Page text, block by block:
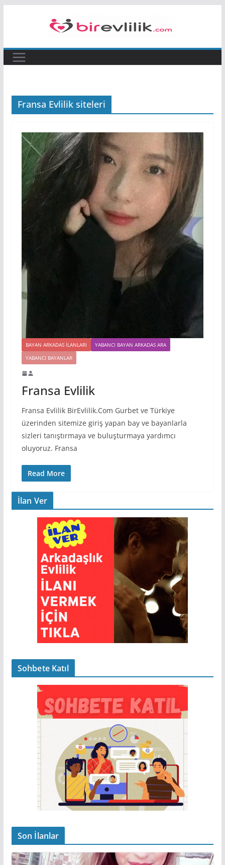
Fransa Evlilik siteleri
BAYAN ARKADAS ILANLARI
YABANCI BAYAN ARKADAS ARA
YABANCI BAYANLAR
Fransa Evlilik
Fransa Evlilik BirEvlilik.Com Gurbet ve Türkiye
üzerinden sitemize giriş yapan bay ve bayanlarla
sizleri tanıştırmaya ve buluşturmaya yardımcı
oluyoruz. Fransa
Read More
İlan Ver
Sohbete Katıl
Son İlanlar